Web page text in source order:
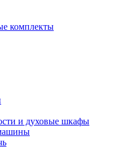
комплекты
и духовые шкафы